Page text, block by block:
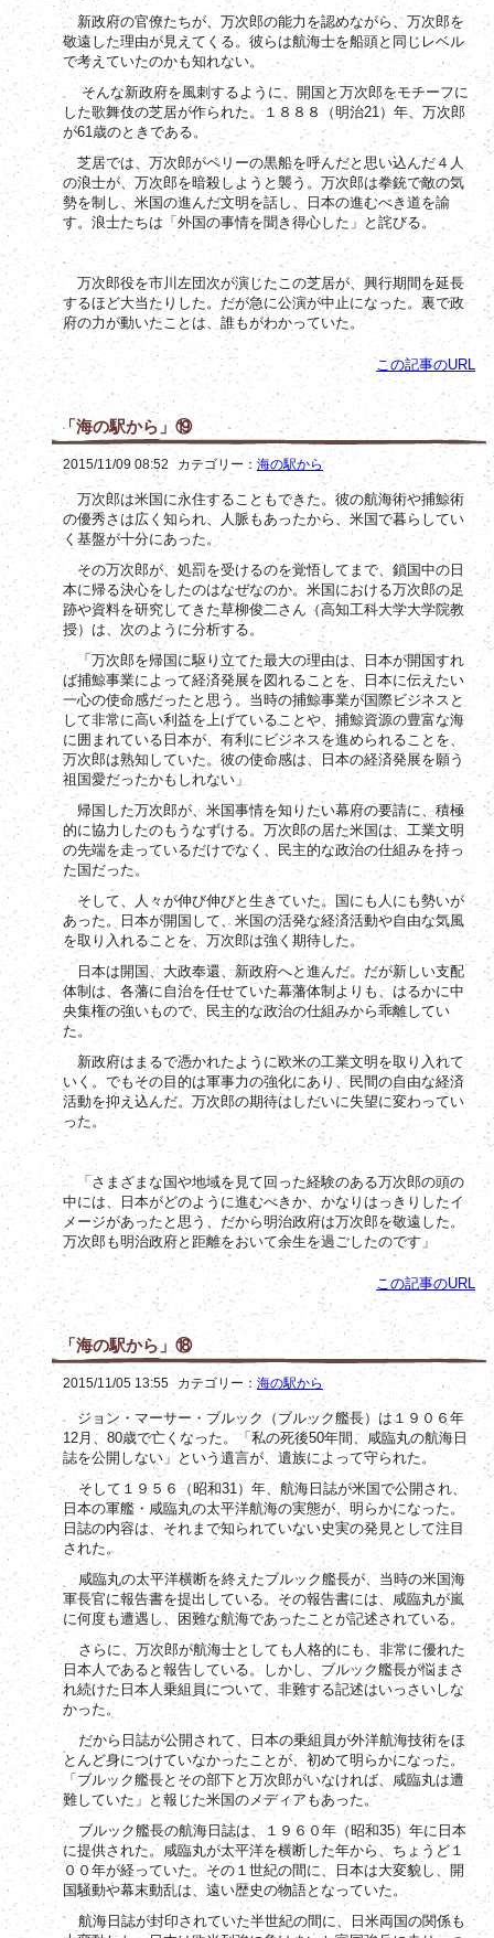
新政府の官僚たちが、万次郎の能力を認めながら、万次郎を
敬遠した理由が見えてくる。彼らは航海士を船頭と同じレベル
で考えていたのかも知れない。
そんな新政府を風刺するように、開国と万次郎をモチーフに
した歌舞伎の芝居が作られた。１８８８（明治21）年、万次郎
が61歳のときである。
芝居では、万次郎がペリーの黒船を呼んだと思い込んだ４人
の浪士が、万次郎を暗殺しようと襲う。万次郎は拳銃で敵の気
勢を制し、米国の進んだ文明を話し、日本の進むべき道を諭
す。浪士たちは「外国の事情を聞き得心した」と詫びる。
万次郎役を市川左団次が演じたこの芝居が、興行期間を延長
するほど大当たりした。だが急に公演が中止になった。裏で政
府の力が動いたことは、誰もがわかっていた。
この記事のURL
「海の駅から」⑲
2015/11/09 08:52 カテゴリー： 海の駅から
万次郎は米国に永住することもできた。彼の航海術や捕鯨術
の優秀さは広く知られ、人脈もあったから、米国で暮らしてい
く基盤が十分にあった。
その万次郎が、処罰を受けるのを覚悟してまで、鎖国中の日
本に帰る決心をしたのはなぜなのか。米国における万次郎の足
跡や資料を研究してきた草柳俊二さん（高知工科大学大学院教
授）は、次のように分析する。
「万次郎を帰国に駆り立てた最大の理由は、日本が開国すれ
ば捕鯨事業によって経済発展を図れることを、日本に伝えたい
一心の使命感だったと思う。当時の捕鯨事業が国際ビジネスと
して非常に高い利益を上げていることや、捕鯨資源の豊富な海
に囲まれている日本が、有利にビジネスを進められることを、
万次郎は熟知していた。彼の使命感は、日本の経済発展を願う
祖国愛だったかもしれない」
帰国した万次郎が、米国事情を知りたい幕府の要請に、積極
的に協力したのもうなずける。万次郎の居た米国は、工業文明
の先端を走っているだけでなく、民主的な政治の仕組みを持っ
た国だった。
そして、人々が伸び伸びと生きていた。国にも人にも勢いが
あった。日本が開国して、米国の活発な経済活動や自由な気風
を取り入れることを、万次郎は強く期待した。
日本は開国、大政奉還、新政府へと進んだ。だが新しい支配
体制は、各藩に自治を任せていた幕藩体制よりも、はるかに中
央集権の強いもので、民主的な政治の仕組みから乖離してい
た。
新政府はまるで憑かれたように欧米の工業文明を取り入れて
いく。でもその目的は軍事力の強化にあり、民間の自由な経済
活動を抑え込んだ。万次郎の期待はしだいに失望に変わってい
った。
「さまざまな国や地域を見て回った経験のある万次郎の頭の
中には、日本がどのように進むべきか、かなりはっきりしたイ
メージがあったと思う、だから明治政府は万次郎を敬遠した。
万次郎も明治政府と距離をおいて余生を過ごしたのです」
この記事のURL
「海の駅から」⑱
2015/11/05 13:55 カテゴリー： 海の駅から
ジョン・マーサー・ブルック（ブルック艦長）は１９０６年
12月、 80歳で亡くなった。「私の死後50年間、咸臨丸の航海日
誌を公開しない」という遺言が、遺族によって守られた。
そして１９５６（昭和31）年、航海日誌が米国で公開され、
日本の軍艦・咸臨丸の太平洋航海の実態が、明らかになった。
日誌の内容は、それまで知られていない史実の発見として注目
された。
咸臨丸の太平洋横断を終えたブルック艦長が、当時の米国海
軍長官に報告書を提出している。その報告書には、咸臨丸が嵐
に何度も遭遇し、困難な航海であったことが記述されている。
さらに、万次郎が航海士としても人格的にも、非常に優れた
日本人であると報告している。しかし、ブルック艦長が悩まさ
れ続けた日本人乗組員について、非難する記述はいっさいしな
かった。
だから日誌が公開されて、日本の乗組員が外洋航海技術をほ
とんど身につけていなかったことが、初めて明らかになった。
「ブルック艦長とその部下と万次郎がいなければ、咸臨丸は遭
難していた」と報じた米国のメディアもあった。
ブルック艦長の航海日誌は、１９６０年（昭和35）年に日本
に提供された。咸臨丸が太平洋を横断した年から、ちょうど１
００年が経っていた。その１世紀の間に、日本は大変貌し、開
国騒動や幕末動乱は、遠い歴史の物語となっていた。
航海日誌が封印されていた半世紀の間に、日米両国の関係も